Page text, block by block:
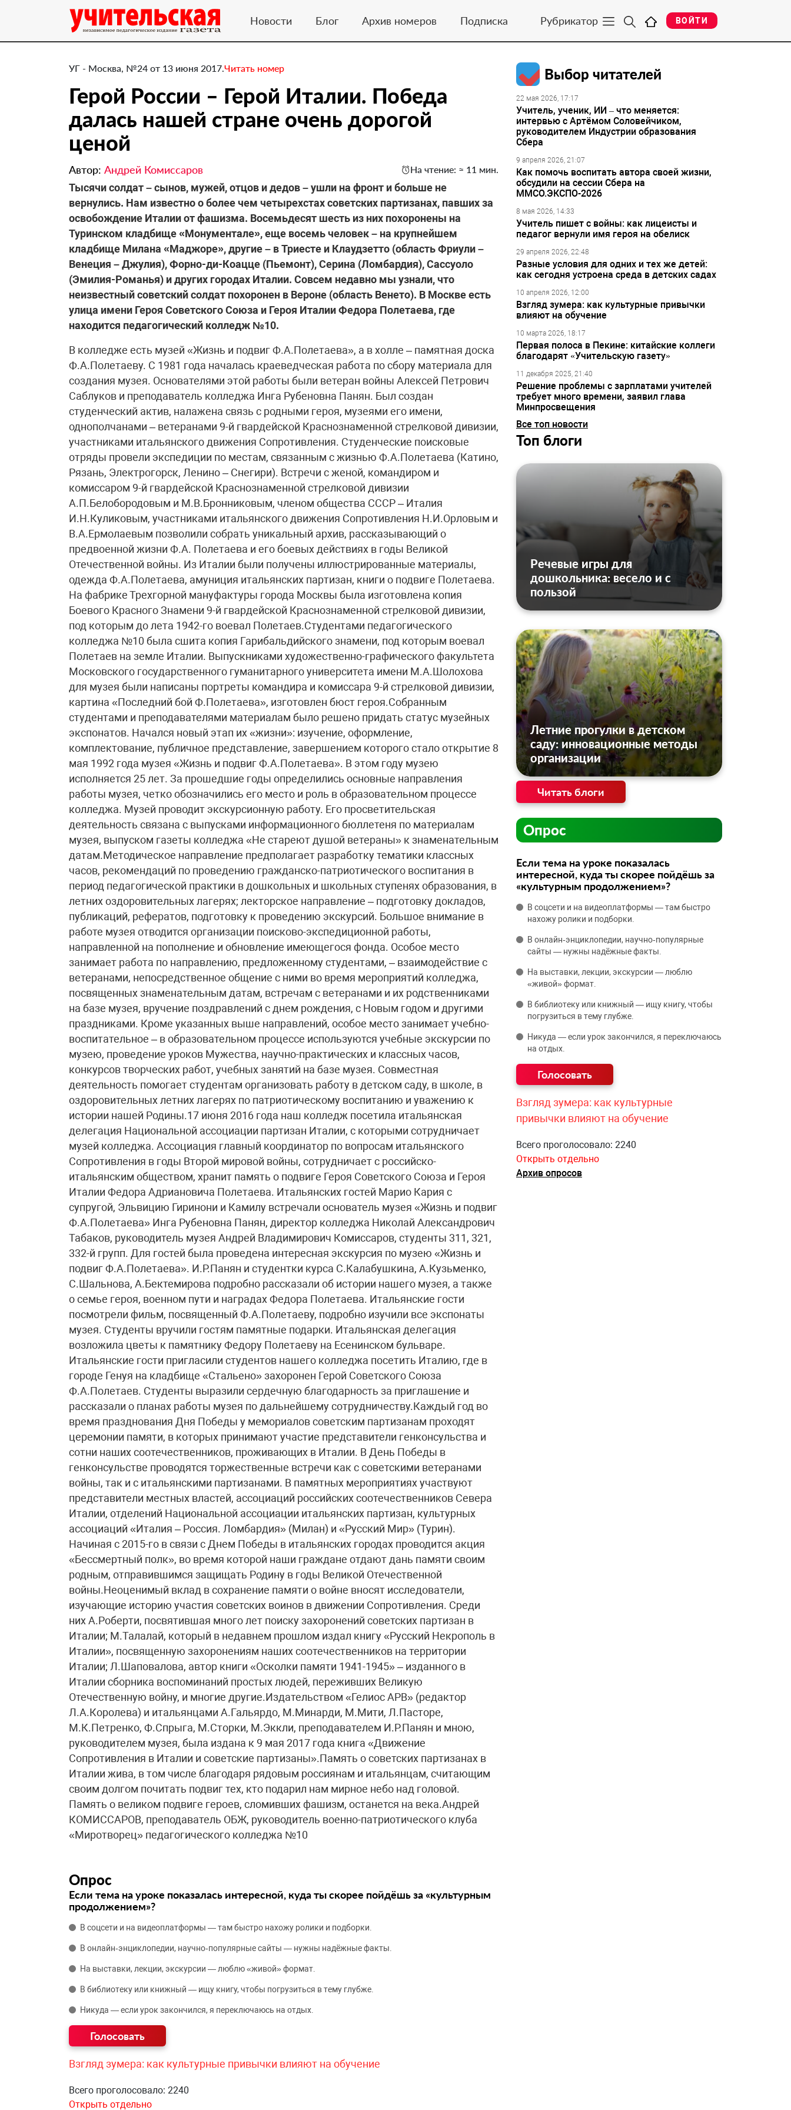
Новости Блог Архив номеров Подписка Рубрикатор ВОЙТИ
УГ - Москва, №24 от 13 июня 2017.Читать номер
Герой России – Герой Италии. Победа
далась нашей стране очень дорогой
ценой
Автор: Андрей Комиссаров На чтение: ≈ 11 мин.
​Тысячи солдат – сынов, мужей, отцов и дедов – ушли на фронт и больше не
вернулись. Нам известно о более чем четырехстах советских партизанах, павших за
освобождение Италии от фашизма. Восемьдесят шесть из них похоронены на
Туринском кладбище «Монументале», еще восемь человек – на крупнейшем
кладбище Милана «Маджоре», другие – в Триесте и Клаудзетто (область Фриули –
Венеция – Джулия), Форно-ди-Коацце (Пьемонт), Серина (Ломбардия), Сассуоло
(Эмилия-Романья) и других городах Италии. Совсем недавно мы узнали, что
неизвестный советский солдат похоронен в Вероне (область Венето). В Москве есть
улица имени Героя Советского Союза и Героя Италии Федора Полетаева, где
находится педагогический колледж №10.
В колледже есть музей «Жизнь и подвиг Ф.А.Полетаева», а в холле – памятная доска
Ф.А.Полетаеву. С 1981 года началась краеведческая работа по сбору материала для
создания музея. Основателями этой работы были ветеран войны Алексей Петрович
Саблуков и преподаватель колледжа Инга Рубеновна Панян. Был создан
студенческий актив, налажена связь с родными героя, музеями его имени,
однополчанами – ветеранами 9-й гвардейской Краснознаменной стрелковой дивизии,
участниками итальянского движения Сопротивления. Студенческие поисковые
отряды провели экспедиции по местам, связанным с жизнью Ф.А.Полетаева (Катино,
Рязань, Электрогорск, Ленино – Снегири). Встречи с женой, командиром и
комиссаром 9-й гвардейской Краснознаменной стрелковой дивизии
А.П.Белобородовым и М.В.Бронниковым, членом общества СССР – Италия
И.Н.Куликовым, участниками итальянского движения Сопротивления Н.И.Орловым и
В.А.Ермолаевым позволили собрать уникальный архив, рассказывающий о
предвоенной жизни Ф.А. Полетаева и его боевых действиях в годы Великой
Отечественной войны. Из Италии были получены иллюстрированные материалы,
одежда Ф.А.Полетаева, амуниция итальянских партизан, книги о подвиге Полетаева.
На фабрике Трехгорной мануфактуры города Москвы была изготовлена копия
Боевого Красного Знамени 9-й гвардейской Краснознаменной стрелковой дивизии,
под которым до лета 1942-го воевал Полетаев.Студентами педагогического
колледжа №10 была сшита копия Гарибальдийского знамени, под которым воевал
Полетаев на земле Италии. Выпускниками художественно-графического факультета
Московского государственного гуманитарного университета имени М.А.Шолохова
для музея были написаны портреты командира и комиссара 9-й стрелковой дивизии,
картина «Последний бой Ф.Полетаева», изготовлен бюст героя.Собранным
студентами и преподавателями материалам было решено придать статус музейных
экспонатов. Начался новый этап их «жизни»: изучение, оформление,
комплектование, публичное представление, завершением которого стало открытие 8
мая 1992 года музея «Жизнь и подвиг Ф.А.Полетаева». В этом году музею
исполняется 25 лет. За прошедшие годы определились основные направления
работы музея, четко обозначились его место и роль в образовательном процессе
колледжа. Музей проводит экскурсионную работу. Его просветительская
деятельность связана с выпусками информационного бюллетеня по материалам
музея, выпуском газеты колледжа «Не стареют душой ветераны» к знаменательным
датам.Методическое направление предполагает разработку тематики классных
часов, рекомендаций по проведению гражданско-патриотического воспитания в
период педагогической практики в дошкольных и школьных ступенях образования, в
летних оздоровительных лагерях; лекторское направление – подготовку докладов,
публикаций, рефератов, подготовку к проведению экскурсий. Большое внимание в
работе музея отводится организации поисково-экспедиционной работы,
направленной на пополнение и обновление имеющегося фонда. Особое место
занимает работа по направлению, предложенному студентами, – взаимодействие с
ветеранами, непосредственное общение с ними во время мероприятий колледжа,
посвященных знаменательным датам, встречам с ветеранами и их родственниками
на базе музея, вручение поздравлений с днем рождения, с Новым годом и другими
праздниками. Кроме указанных выше направлений, особое место занимает учебно-
воспитательное – в образовательном процессе используются учебные экскурсии по
музею, проведение уроков Мужества, научно-практических и классных часов,
конкурсов творческих работ, учебных занятий на базе музея. Совместная
деятельность помогает студентам организовать работу в детском саду, в школе, в
оздоровительных летних лагерях по патриотическому воспитанию и уважению к
истории нашей Родины.17 июня 2016 года наш колледж посетила итальянская
делегация Национальной ассоциации партизан Италии, с которыми сотрудничает
музей колледжа. Ассоциация главный координатор по вопросам итальянского
Сопротивления в годы Второй мировой войны, сотрудничает с российско-
итальянским обществом, хранит память о подвиге Героя Советского Союза и Героя
Италии Федора Адриановича Полетаева. Итальянских гостей Марио Кария с
супругой, Эльвицию Гиринони и Камилу встречали основатель музея «Жизнь и подвиг
Ф.А.Полетаева» Инга Рубеновна Панян, директор колледжа Николай Александрович
Табаков, руководитель музея Андрей Владимирович Комиссаров, студенты 311, 321,
332-й групп. Для гостей была проведена интересная экскурсия по музею «Жизнь и
подвиг Ф.А.Полетаева». И.Р.Панян и студентки курса С.Калабушкина, А.Кузьменко,
С.Шальнова, А.Бектемирова подробно рассказали об истории нашего музея, а также
о семье героя, военном пути и наградах Федора Полетаева. Итальянские гости
посмотрели фильм, посвященный Ф.А.Полетаеву, подробно изучили все экспонаты
музея. Студенты вручили гостям памятные подарки. Итальянская делегация
возложила цветы к памятнику Федору Полетаеву на Есенинском бульваре.
Итальянские гости пригласили студентов нашего колледжа посетить Италию, где в
городе Генуя на кладбище «Стальено» захоронен Герой Советского Союза
Ф.А.Полетаев. Студенты выразили сердечную благодарность за приглашение и
рассказали о планах работы музея по дальнейшему сотрудничеству.Каждый год во
время празднования Дня Победы у мемориалов советским партизанам проходят
церемонии памяти, в которых принимают участие представители генконсульства и
сотни наших соотечественников, проживающих в Италии. В День Победы в
генконсульстве проводятся торжественные встречи как с советскими ветеранами
войны, так и с итальянскими партизанами. В памятных мероприятиях участвуют
представители местных властей, ассоциаций российских соотечественников Севера
Италии, отделений Национальной ассоциации итальянских партизан, культурных
ассоциаций «Италия – Россия. Ломбардия» (Милан) и «Русский Мир» (Турин).
Начиная с 2015-го в связи с Днем Победы в итальянских городах проводится акция
«Бессмертный полк», во время которой наши граждане отдают дань памяти своим
родным, отправившимся защищать Родину в годы Великой Отечественной
войны.Неоценимый вклад в сохранение памяти о войне вносят исследователи,
изучающие историю участия советских воинов в движении Сопротивления. Среди
них А.Роберти, посвятившая много лет поиску захоронений советских партизан в
Италии; М.Талалай, который в недавнем прошлом издал книгу «Русский Некрополь в
Италии», посвященную захоронениям наших соотечественников на территории
Италии; Л.Шаповалова, автор книги «Осколки памяти 1941-1945» – изданного в
Италии сборника воспоминаний простых людей, переживших Великую
Отечественную войну, и многие другие.Издательством «Гелиос АРВ» (редактор
Л.А.Королева) и итальянцами А.Гальярдо, М.Минарди, М.Мити, Л.Пасторе,
М.К.Петренко, Ф.Спрыга, М.Сторки, М.Эккли, преподавателем И.Р.Панян и мною,
руководителем музея, была издана к 9 мая 2017 года книга «Движение
Сопротивления в Италии и советские партизаны».Память о советских партизанах в
Италии жива, в том числе благодаря рядовым россиянам и итальянцам, считающим
своим долгом почитать подвиг тех, кто подарил нам мирное небо над головой.
Память о великом подвиге героев, сломивших фашизм, останется на века.Андрей
КОМИССАРОВ, преподаватель ОБЖ, руководитель военно-патриотического клуба
«Миротворец» педагогического колледжа №10
Опрос
Если тема на уроке показалась интересной, куда ты скорее пойдёшь за «культурным
продолжением»?
В соцсети и на видеоплатформы — там быстро нахожу ролики и подборки.
В онлайн‑энциклопедии, научно‑популярные сайты — нужны надёжные факты.
На выставки, лекции, экскурсии — люблю «живой» формат.
В библиотеку или книжный — ищу книгу, чтобы погрузиться в тему глубже.
Никуда — если урок закончился, я переключаюсь на отдых.
Взгляд зумера: как культурные привычки влияют на обучение
Всего проголосовало: 2240
Открыть отдельно
Выбор читателей
22 мая 2026, 17:17
Учитель, ученик, ИИ – что меняется:
интервью с Артёмом Соловейчиком,
руководителем Индустрии образования
Сбера
9 апреля 2026, 21:07
Как помочь воспитать автора своей жизни,
обсудили на сессии Сбера на
ММСО.ЭКСПО-2026
8 мая 2026, 14:33
Учитель пишет с войны: как лицеисты и
педагог вернули имя героя на обелиск
29 апреля 2026, 22:48
Разные условия для одних и тех же детей:
как сегодня устроена среда в детских садах
10 апреля 2026, 12:00
Взгляд зумера: как культурные привычки
влияют на обучение
10 марта 2026, 18:17
Первая полоса в Пекине: китайские коллеги
благодарят «Учительскую газету»
11 декабря 2025, 21:40
Решение проблемы с зарплатами учителей
требует много времени, заявил глава
Минпросвещения
Все топ новости
Топ блоги
Речевые игры для
дошкольника: весело и с
пользой
Летние прогулки в детском
саду: инновационные методы
организации
Читать блоги
Опрос
Если тема на уроке показалась
интересной, куда ты скорее пойдёшь за
«культурным продолжением»?
В соцсети и на видеоплатформы — там быстро
нахожу ролики и подборки.
В онлайн‑энциклопедии, научно‑популярные
сайты — нужны надёжные факты.
На выставки, лекции, экскурсии — люблю
«живой» формат.
В библиотеку или книжный — ищу книгу, чтобы
погрузиться в тему глубже.
Никуда — если урок закончился, я переключаюсь
на отдых.
Взгляд зумера: как культурные
привычки влияют на обучение
Всего проголосовало: 2240
Открыть отдельно
Архив опросов